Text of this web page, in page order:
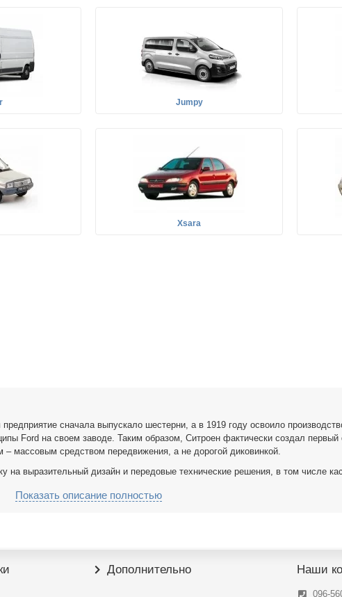
Jumpy
Xsara
сначала выпускало шестерни, а в 1919 году освоило
Ford на своем заводе. Таким образом, Ситроен фактически создал первый
массовым средством передвижения, а не дорогой диковинкой.
на выразительный дизайн и передовые технические решения, в том числе
всех колес, гидравлическое усиление вспомогательных систем;
оси, независимая гидропневматическая подвеска, система
собранные в одном автомобиле:
Показать описание полностью
Дополнительно Наши
096-